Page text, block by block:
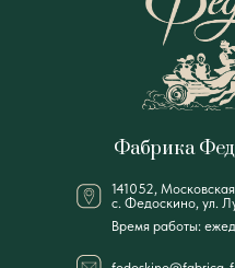
141052,
с. Федоскино, ул.
Фабрика
Время работы: